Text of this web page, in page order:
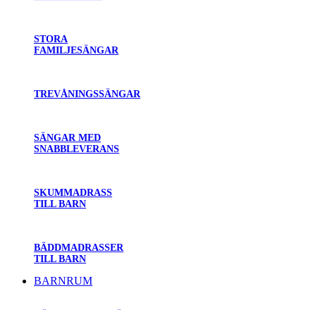
STORA
FAMILJESÄNGAR
TREVÅNINGSSÄNGAR
SÄNGAR MED
SNABBLEVERANS
SKUMMADRASS
TILL BARN
BÄDDMADRASSER
TILL BARN
BARNRUM